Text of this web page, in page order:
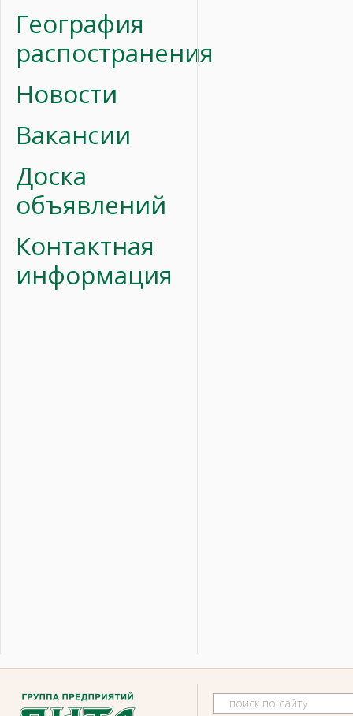
География
распостранения
Новости
Вакансии
Доска
объявлений
Контактная
информация